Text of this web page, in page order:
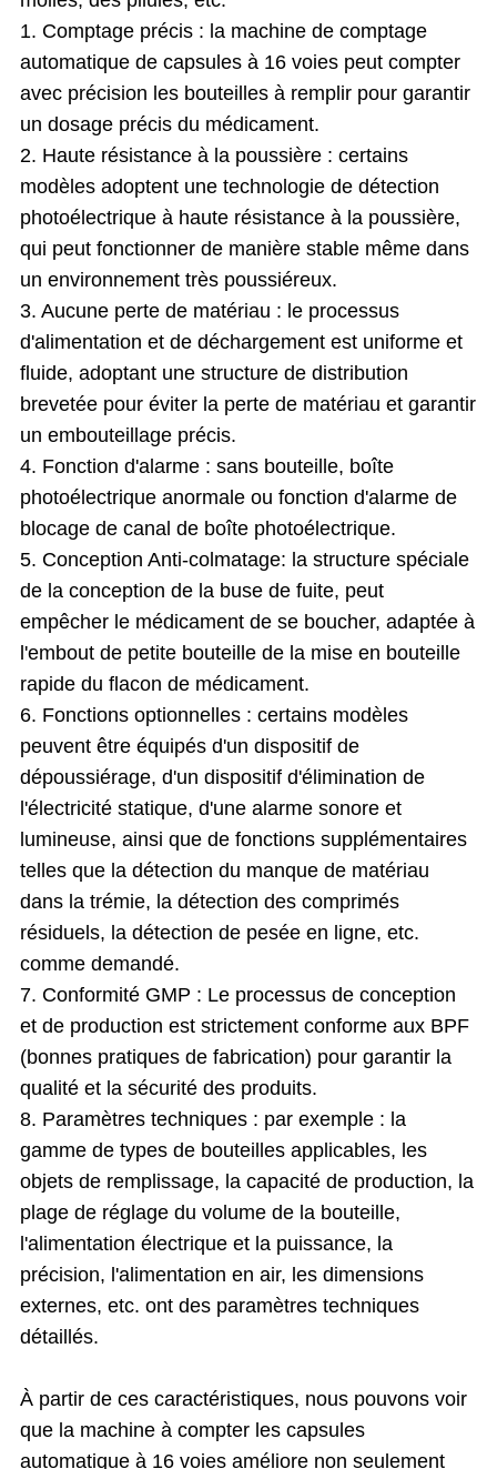
1. Comptage précis : la machine de comptage
automatique de capsules à 16 voies peut compter
avec précision les bouteilles à remplir pour garantir
un dosage précis du médicament.
2. Haute résistance à la poussière : certains
modèles adoptent une technologie de détection
photoélectrique à haute résistance à la poussière,
qui peut fonctionner de manière stable même dans
un environnement très poussiéreux.
3. Aucune perte de matériau : le processus
d'alimentation et de déchargement est uniforme et
fluide, adoptant une structure de distribution
brevetée pour éviter la perte de matériau et garantir
un embouteillage précis.
4. Fonction d'alarme : sans bouteille, boîte
photoélectrique anormale ou fonction d'alarme de
blocage de canal de boîte photoélectrique.
5. Conception Anti-colmatage: la structure spéciale
de la conception de la buse de fuite, peut
empêcher le médicament de se boucher, adaptée à
l'embout de petite bouteille de la mise en bouteille
rapide du flacon de médicament.
6. Fonctions optionnelles : certains modèles
peuvent être équipés d'un dispositif de
dépoussiérage, d'un dispositif d'élimination de
l'électricité statique, d'une alarme sonore et
lumineuse, ainsi que de fonctions supplémentaires
telles que la détection du manque de matériau
dans la trémie, la détection des comprimés
résiduels, la détection de pesée en ligne, etc.
comme demandé.
7. Conformité GMP : Le processus de conception
et de production est strictement conforme aux BPF
(bonnes pratiques de fabrication) pour garantir la
qualité et la sécurité des produits.
8. Paramètres techniques : par exemple : la
gamme de types de bouteilles applicables, les
objets de remplissage, la capacité de production, la
plage de réglage du volume de la bouteille,
l'alimentation électrique et la puissance, la
précision, l'alimentation en air, les dimensions
externes, etc. ont des paramètres techniques
détaillés.
À partir de ces caractéristiques, nous pouvons voir
que la machine à compter les capsules
automatique à 16 voies améliore non seulement